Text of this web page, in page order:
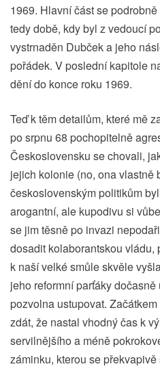
1969. Hlavní část se
tedy době, kdy byl z vedoucí
vystrnaděn Dubček a jeho
pořádek. V poslední kapitole
dění do konce roku 1969.
Teď k těm detailům, které mě
po srpnu 68 pochopitelně
Československu se chovali,
jejich kolonie (no, ona vlastně
československým politikům
arogantní, ale kupodivu si
se jim těsně po invazi
dosadit kolaborantskou vládu,
k naší velké smůle skvěle
jeho reformní parťáky
pozvolna ustupovat.
zdát, že nastal vhodný čas k
servilnějšího a méně
záminku, kterou se